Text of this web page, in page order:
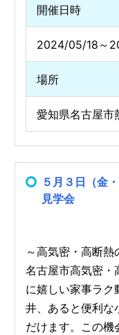
開催日時
2024/05/18～
場所
愛知県名古屋市
５月３日（金
見学会
～高気密・高断
名古屋市高気密・
に嬉しい家事ラク
井、あると便利な
だけます。この機